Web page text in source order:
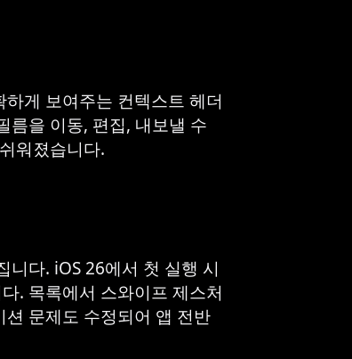
게 보여주는 컨텍스트 헤더
름을 이동, 편집, 내보낼 수
워졌습니다.
니다. iOS 26에서 첫 실행 시
. 목록에서 스와이프 제스처
문제도 수정되어 앱 전반